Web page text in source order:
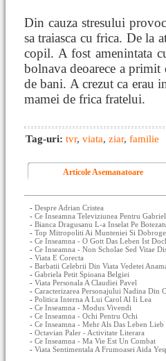
Din cauza stresului
sa traiasca cu frica. De la
copil. A fost amenintata
bolnava deoarece a
de bani. A crezut ca erau
mamei de frica fratelui.
Tag-uri: tvr, viata, ziar, familie
Articole Asemanatoare
- Despre Adrian Cristea
- Ce Inseamna Televiziunea Pentru
- Bianca Dragusanu L-a Inselat Pe
- Top Mitropoliti Ai Munteniei Si
- Ce Inseamna - O Gott Das Leben Ist
- Ce Inseamna - Non Scholae Sed Vitae
- Viata E Corecta
- Barbatii Celebrii Din Viata Vedetei
- Gabriela Petit Spioana Belgiei
- Viata Personala A Claudiei Pavel
- Caracterizarea Personajului Nadina Din
- Politica Interna A Lui Carol Al Ii Lea
- Ce Inseamna - Modus Vivendi
- Ce Inseamna - Ochi Pentru Ochi
- Ce Inseamna - Mehr Als Das Leben
- Octavian Paler - Activitate Literara
- Ce Inseamna - Ma Vie Est Un Combat
- Viata Sentimentala A Frumoasei Aida